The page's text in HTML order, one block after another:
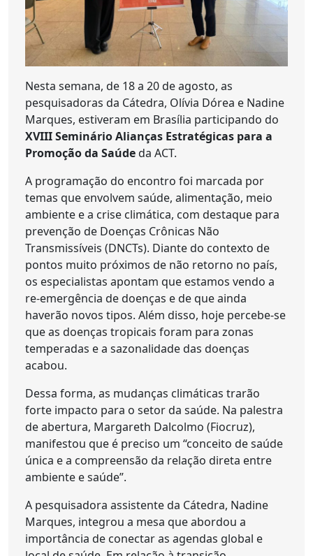
Nesta semana, de 18 a 20 de agosto, as
pesquisadoras da Cátedra, Olívia Dórea e Nadine
Marques, estiveram em Brasília participando do
XVIII Seminário Alianças Estratégicas para a
Promoção da Saúdeda ACT.
A programação do encontro foi marcada por
temas que envolvem saúde, alimentação, meio
ambiente e a crise climática, com destaque para
prevenção de Doenças Crônicas Não
Transmissíveis (DNCTs). Diante do contexto de
pontos muito próximos de não retorno no país,
os especialistas apontam que estamos vendo a
re-emergência de doenças e de que ainda
haverão novos tipos. Além disso, hoje percebe-se
que as doenças tropicais foram para zonas
temperadas e a sazonalidade das doenças
acabou.
Dessa forma, as mudanças climáticas trarão
forte impacto para o setor da saúde. Na palestra
de abertura, Margareth Dalcolmo (Fiocruz),
manifestou que é preciso um “conceito de saúde
única e a compreensão da relação direta entre
ambiente e saúde”.
A pesquisadora assistente da Cátedra, Nadine
Marques, integrou a mesa que abordou a
importância de conectar as agendas global e